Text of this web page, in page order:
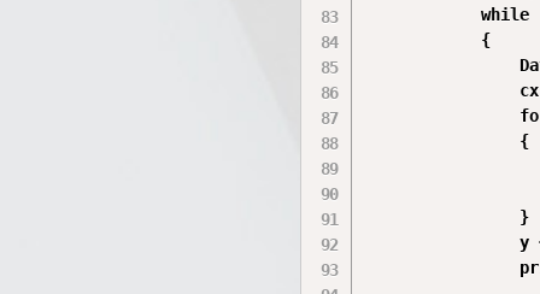
while
            {
                {
                }
y